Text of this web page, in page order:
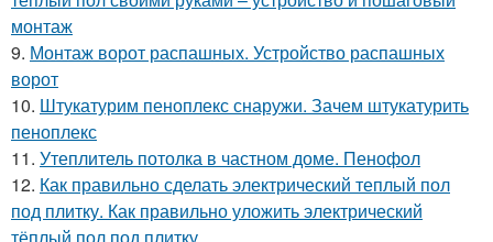
монтаж
9. Монтаж ворот распашных. Устройство распашных
ворот
10. Штукатурим пеноплекс снаружи. Зачем штукатурить
пеноплекс
11. Утеплитель потолка в частном доме. Пенофол
12. Как правильно сделать электрический теплый пол
под плитку. Как правильно уложить электрический